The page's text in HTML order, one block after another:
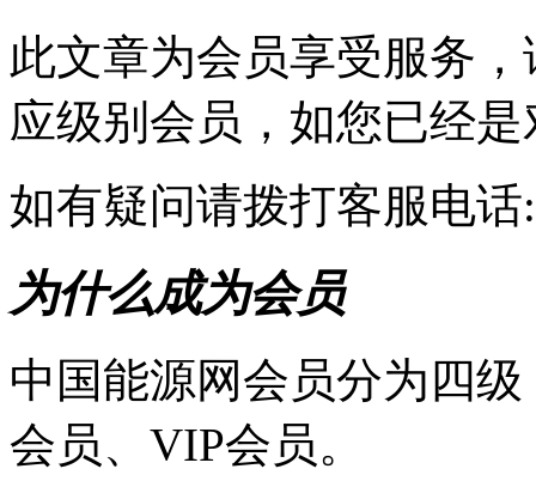
此文章为会员享受服务，
应级别会员，如您已经
如有疑问请拨打客服电话
为什么成为会员
中国能源网会员分为四
会员、VIP会员。